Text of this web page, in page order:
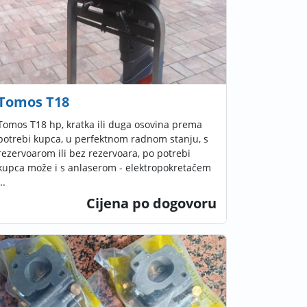
T18
T18 hp, kratka ili duga osovina prema
kupca, u perfektnom radnom stanju, s
ili bez rezervoara, po potrebi
može i s anlaserom - elektropokretačem
Cijena po dogovoru